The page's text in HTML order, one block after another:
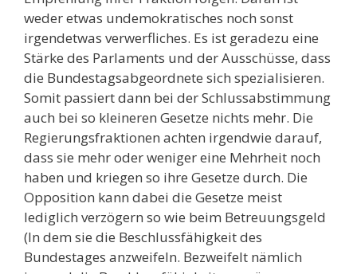
weder etwas undemokratisches noch sonst
irgendetwas verwerfliches. Es ist geradezu eine
Stärke des Parlaments und der Ausschüsse, dass
die Bundestagsabgeordnete sich spezialisieren.
Somit passiert dann bei der Schlussabstimmung
auch bei so kleineren Gesetze nichts mehr. Die
Regierungsfraktionen achten irgendwie darauf,
dass sie mehr oder weniger eine Mehrheit noch
haben und kriegen so ihre Gesetze durch. Die
Opposition kann dabei die Gesetze meist
lediglich verzögern so wie beim Betreuungsgeld
(In dem sie die Beschlussfähigkeit des
Bundestages anzweifeln. Bezweifelt nämlich